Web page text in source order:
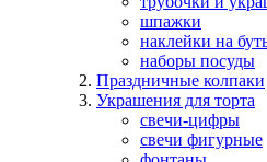
шпажки
наклейки на
наборы посуды
Праздничные колпаки
Украшения для торта
свечи-цифры
свечи фигурные